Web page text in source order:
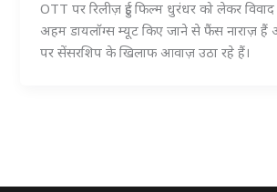
OTT पर रिलीज़ हुई फिल्म धुरंधर को लेकर
अहम डायलॉग्स म्यूट किए जाने से फैंस नाराज़ हैं
पर सेंसरशिप के खिलाफ आवाज़ उठा रहे हैं।